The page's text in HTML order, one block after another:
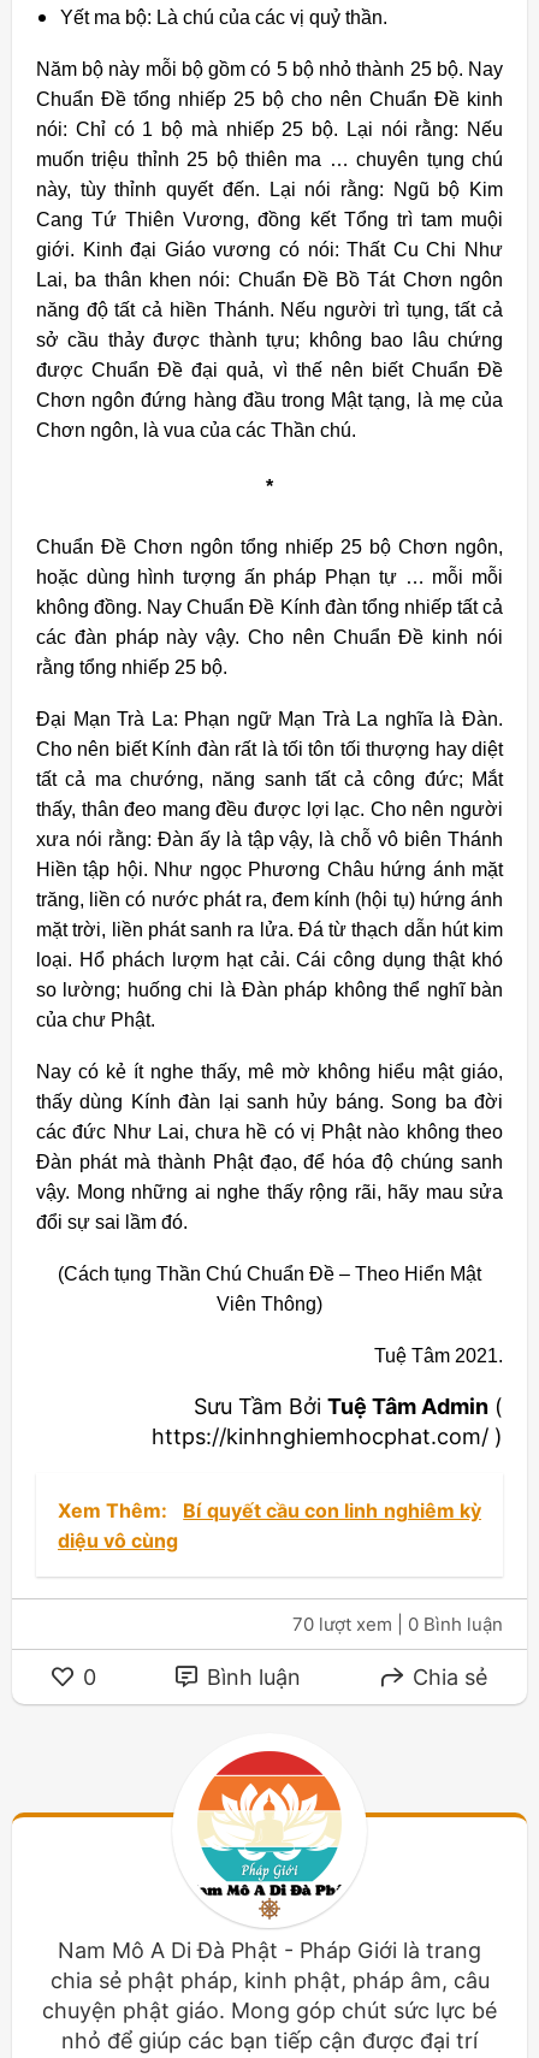
Yết ma bộ: Là chú của các vị quỷ thần.
Năm bộ này mỗi bộ gồm có 5 bộ nhỏ thành 25 bộ. Nay
Chuẩn Đề tổng nhiếp 25 bộ cho nên Chuẩn Đề kinh
nói: Chỉ có 1 bộ mà nhiếp 25 bộ. Lại nói rằng: Nếu
muốn triệu thỉnh 25 bộ thiên ma … chuyên tụng chú
này, tùy thỉnh quyết đến. Lại nói rằng: Ngũ bộ Kim
Cang Tứ Thiên Vương, đồng kết Tổng trì tam muội
giới. Kinh đại Giáo vương có nói: Thất Cu Chi Như
Lai, ba thân khen nói: Chuẩn Đề Bồ Tát Chơn ngôn
năng độ tất cả hiền Thánh. Nếu người trì tụng, tất cả
sở cầu thảy được thành tựu; không bao lâu chứng
được Chuẩn Đề đại quả, vì thế nên biết Chuẩn Đề
Chơn ngôn đứng hàng đầu trong Mật tạng, là mẹ của
Chơn ngôn, là vua của các Thần chú.
*
Chuẩn Đề Chơn ngôn tổng nhiếp 25 bộ Chơn ngôn,
hoặc dùng hình tượng ấn pháp Phạn tự … mỗi mỗi
không đồng. Nay Chuẩn Đề Kính đàn tổng nhiếp tất cả
các đàn pháp này vậy. Cho nên Chuẩn Đề kinh nói
rằng tổng nhiếp 25 bộ.
Đại Mạn Trà La: Phạn ngữ Mạn Trà La nghĩa là Đàn.
Cho nên biết Kính đàn rất là tối tôn tối thượng hay diệt
tất cả ma chướng, năng sanh tất cả công đức; Mắt
thấy, thân đeo mang đều được lợi lạc. Cho nên người
xưa nói rằng: Đàn ấy là tập vậy, là chỗ vô biên Thánh
Hiền tập hội. Như ngọc Phương Châu hứng ánh mặt
trăng, liền có nước phát ra, đem kính (hội tụ) hứng ánh
mặt trời, liền phát sanh ra lửa. Đá từ thạch dẫn hút kim
loại. Hổ phách lượm hạt cải. Cái công dụng thật khó
so lường; huống chi là Đàn pháp không thể nghĩ bàn
của chư Phật.
Nay có kẻ ít nghe thấy, mê mờ không hiểu mật giáo,
thấy dùng Kính đàn lại sanh hủy báng. Song ba đời
các đức Như Lai, chưa hề có vị Phật nào không theo
Đàn phát mà thành Phật đạo, để hóa độ chúng sanh
vậy. Mong những ai nghe thấy rộng rãi, hãy mau sửa
đổi sự sai lầm đó.
(Cách tụng Thần Chú Chuẩn Đề – Theo Hiển Mật
Viên Thông)
Tuệ Tâm 2021.
Sưu Tầm Bởi Tuệ Tâm Admin (
https://kinhnghiemhocphat.com/ )
Xem Thêm:
Bí quyết cầu con linh nghiêm kỳ
diệu vô cùng
70 lượt xem | 0 Bình luận
0 Bình luận Chia sẻ
Nam Mô A Di Đà Phật - Pháp Giới là trang
chia sẻ phật pháp, kinh phật, pháp âm, câu
chuyện phật giáo. Mong góp chút sức lực bé
nhỏ để giúp các bạn tiếp cận được đại trí